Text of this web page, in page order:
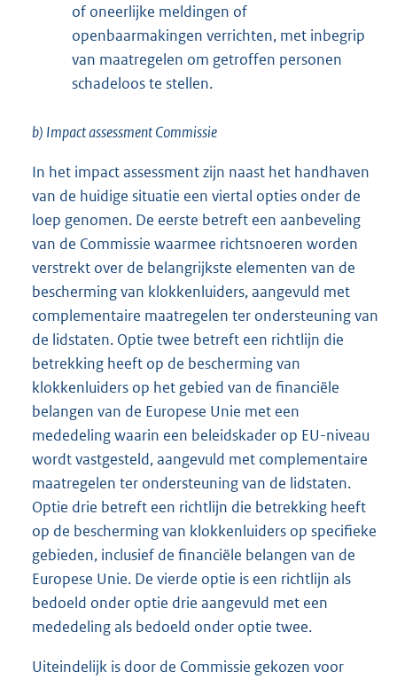
of oneerlijke meldingen of
openbaarmakingen verrichten, met inbegrip
van maatregelen om getroffen personen
schadeloos te stellen.
b) Impact assessment Commissie
In het impact assessment zijn naast het handhaven
van de huidige situatie een viertal opties onder de
loep genomen. De eerste betreft een aanbeveling
van de Commissie waarmee richtsnoeren worden
verstrekt over de belangrijkste elementen van de
bescherming van klokkenluiders, aangevuld met
complementaire maatregelen ter ondersteuning van
de lidstaten. Optie twee betreft een richtlijn die
betrekking heeft op de bescherming van
klokkenluiders op het gebied van de financiële
belangen van de Europese Unie met een
mededeling waarin een beleidskader op EU-niveau
wordt vastgesteld, aangevuld met complementaire
maatregelen ter ondersteuning van de lidstaten.
Optie drie betreft een richtlijn die betrekking heeft
op de bescherming van klokkenluiders op specifieke
gebieden, inclusief de financiële belangen van de
Europese Unie. De vierde optie is een richtlijn als
bedoeld onder optie drie aangevuld met een
mededeling als bedoeld onder optie twee.
Uiteindelijk is door de Commissie gekozen voor